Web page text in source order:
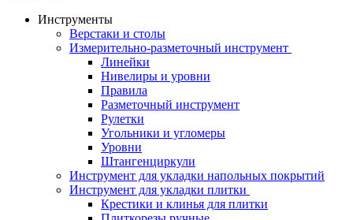
Инструменты
Верстаки и столы
Измерительно-разметочный инструмент
Линейки
Нивелиры и уровни
Правила
Разметочный инструмент
Рулетки
Угольники и угломеры
Уровни
Штангенциркули
Инструмент для укладки напольных покрытий
Инструмент для укладки плитки
Крестики и клинья для плитки